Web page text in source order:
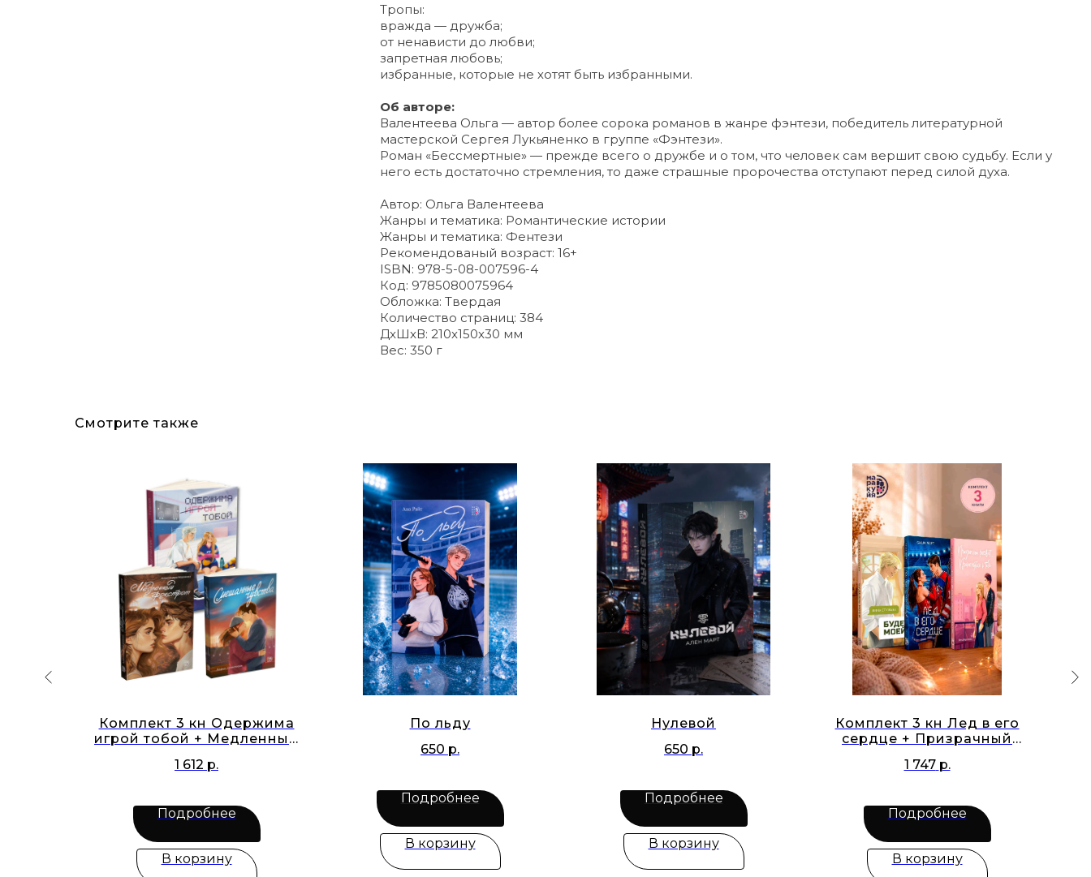
Тропы:
вражда — дружба;
от ненависти до любви;
запретная любовь;
избранные, которые не хотят быть избранными.
Об авторе:
Валентеева Ольга — автор более сорока романов в жанре фэнтези, победитель литературной
мастерской Сергея Лукьяненко в группе «Фэнтези».
Роман «Бессмертные» — прежде всего о дружбе и о том, что человек сам вершит свою судьбу. Если у
него есть достаточно стремления, то даже страшные пророчества отступают перед силой духа.
Автор: Ольга Валентеева
Жанры и тематика: Романтические истории
Жанры и тематика: Фентези
Рекомендованый возраст: 16+
ISBN: 978-5-08-007596-4
Код: 9785080075964
Обложка: Твердая
Количество страниц: 384
ДxШxВ: 210x150x30 мм
Вес: 350 г
Смотрите также
Комплект 3 кн Одержима
игрой тобой + Медленный
чувства
1 612 р.
Подробнее
В корзину
По льду
650 р.
Подробнее
В корзину
Нулевой
650 р.
Подробнее
В корзину
Комплект 3 кн Лед в его
сердце + Призрачный
1 747 р.
Подробнее
В корзину